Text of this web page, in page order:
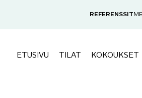
REFERENSSIT
ETUSIVU TILAT KOKOUKSET